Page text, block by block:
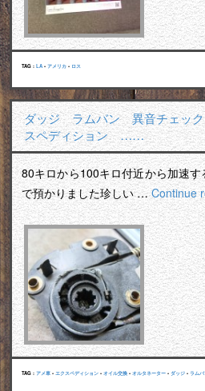
TAG : LA • アメリカ • ロス
ダッジ ラムバン 異音チェッ
スペディション ……
80キロから100キロ付近から加速
で預かりました珍しい …Continue
TAG : アメ車 • エクスペディション • オイル交換 • オルタネーター • ダッジ • ラムバ